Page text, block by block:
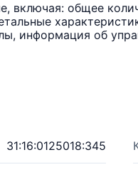
общее
информация об
31:16:0125018:345